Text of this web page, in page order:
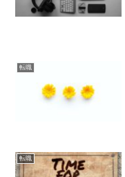
転職
転職